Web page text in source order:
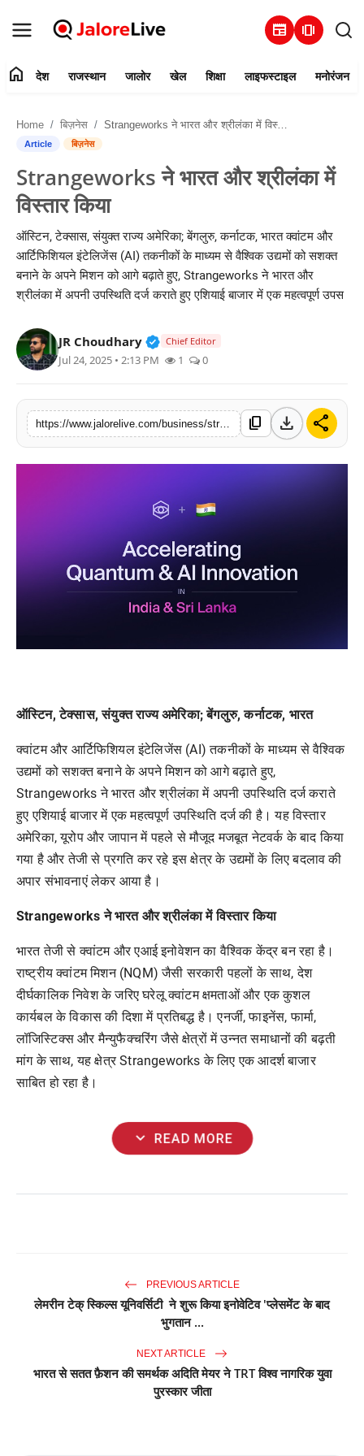
newspaper amp_stories
संपर्क करें
देश
जालोर
खेल
शिक्षा
मनोरंजन
तकनीक
home देश राजस्थान जालोर खेल शिक्षा लाइफस्टाइल मनोरंजन
Home बिज़नेस Strangeworks ने भारत और श्रीलंका में विस्तार किया
Article बिज़नेस
Strangeworks ने भारत और श्रीलंका में
विस्तार किया
ऑस्टिन, टेक्सास, संयुक्त राज्य अमेरिका; बेंगलुरु, कर्नाटक, भारत क्वांटम और
आर्टिफिशियल इंटेलिजेंस (AI) तकनीकों के माध्यम से वैश्विक उद्यमों को सशक्त
बनाने के अपने मिशन को आगे बढ़ाते हुए, Strangeworks ने भारत और
श्रीलंका में अपनी उपस्थिति दर्ज कराते हुए एशियाई बाजार में एक महत्वपूर्ण उपस
JR Choudhary Verified Public Figure • 30 Mar,
Chief Editor
Jul 24, 2025 • 2:13 PM 1 0
https://www.jalorelive.com/business/strangeworks-expands-in-india-and-sri content_copy download share
ऑस्टिन, टेक्सास, संयुक्त राज्य अमेरिका; बेंगलुरु, कर्नाटक, भारत
क्वांटम और आर्टिफिशियल इंटेलिजेंस (AI) तकनीकों के माध्यम से वैश्विक
उद्यमों को सशक्त बनाने के अपने मिशन को आगे बढ़ाते हुए,
Strangeworks ने भारत और श्रीलंका में अपनी उपस्थिति दर्ज कराते
हुए एशियाई बाजार में एक महत्वपूर्ण उपस्थिति दर्ज की है। यह विस्तार
अमेरिका, यूरोप और जापान में पहले से मौजूद मजबूत नेटवर्क के बाद किया
गया है और तेजी से प्रगति कर रहे इस क्षेत्र के उद्यमों के लिए बदलाव की
अपार संभावनाएं लेकर आया है।
Strangeworks ने भारत और श्रीलंका में विस्तार किया
भारत तेजी से क्वांटम और एआई इनोवेशन का वैश्विक केंद्र बन रहा है।
राष्ट्रीय क्वांटम मिशन (NQM) जैसी सरकारी पहलों के साथ, देश
दीर्घकालिक निवेश के जरिए घरेलू क्वांटम क्षमताओं और एक कुशल
कार्यबल के विकास की दिशा में प्रतिबद्ध है। एनर्जी, फाइनेंस, फार्मा,
लॉजिस्टिक्स और मैन्युफैक्चरिंग जैसे क्षेत्रों में उन्नत समाधानों की बढ़ती
मांग के साथ, यह क्षेत्र Strangeworks के लिए एक आदर्श बाजार
साबित हो रहा है।
expand_more READ MORE
PREVIOUS ARTICLE
लेमरीन टेक् स्किल्स यूनिवर्सिटी ने शुरू किया इनोवेटिव 'प्लेसमेंट के बाद
भुगतान ...
NEXT ARTICLE
भारत से सतत फ़ैशन की समर्थक अदिति मेयर ने TRT विश्व नागरिक युवा
पुरस्कार जीता